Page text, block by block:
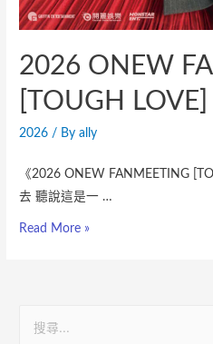
2026 ONEW
[TOUGH LOVE]
2026 / Byally
《2026 ONEW FANMEETING
去 聽說這是一 …
Read More »